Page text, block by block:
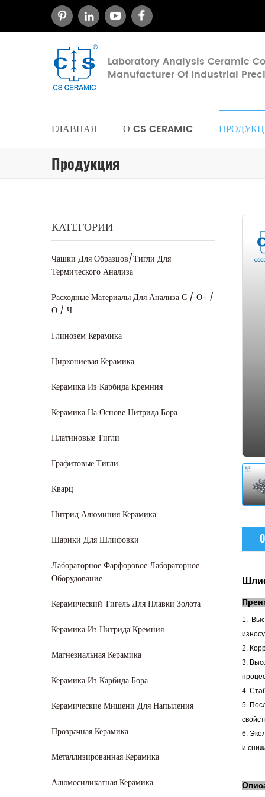
Laboratory Analysis Ceramic
Manufacturer Of Industrial
ГЛАВНАЯ О CS CERAMIC
Продукция
КАТЕГОРИИ
Чашки Для Образцов/тигли Для
Термического Анализа
Расходные Материалы Для Анализа С / О- /
О / Ч
Глинозем Керамика
Циркониевая Керамика
Керамика Из Карбида Кремния
Керамика На Основе Нитрида Бора
Платиновые Тигли
Графитовые Тигли
Кварц
Нитрид Алюминия Керамика
Шарики Для Шлифовки
Лабораторное Фарфоровое Лабораторное
Оборудование
Керамический Тигель Для Плавки Золота
Керамика Из Нитрида Кремния
Магнезиальная Керамика
Керамика Из Карбида Бора
Керамические Мишени Для Напыления
Прозрачная Керамика
Металлизированная Керамика
Алюмосиликатная Керамика
1.
2.
3.
4.
5.
6.
и